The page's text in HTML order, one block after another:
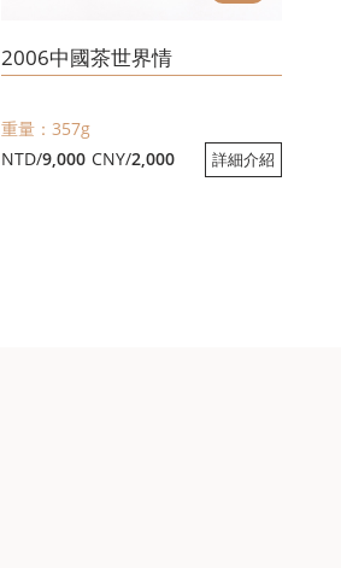
2006中國茶世界情
重量：357g
NTD/9,000 CNY/2,000 詳細介紹